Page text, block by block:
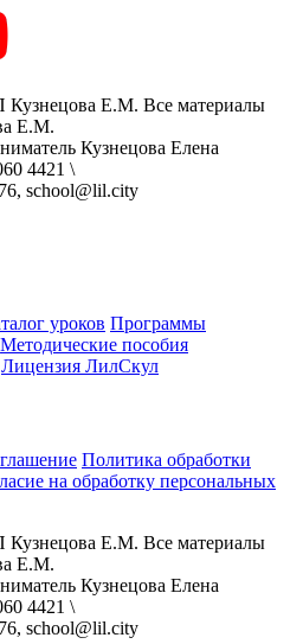
Е.М. Все материалы
Е.М.
Кузнецова Елена
4421 \
school@lil.city
уроков Программы
Методические пособия
Лицензия ЛилСкул
Политика обработки
на обработку персональных
Е.М. Все материалы
Е.М.
Кузнецова Елена
4421 \
school@lil.city